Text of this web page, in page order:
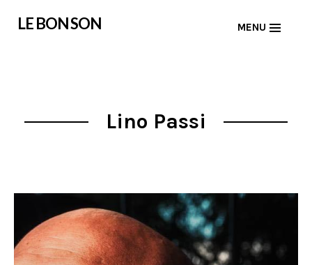
LE BON SON MENU
Lino Passi